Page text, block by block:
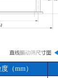
（mm）